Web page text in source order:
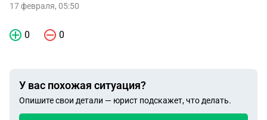
17 февраля, 05:50
0 0
У вас похожая ситуация?
Опишите свои детали — юрист подскажет, что делать.